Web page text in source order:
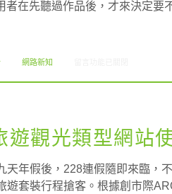
者在先聽過作品後，才來決定要
網路新知
遊觀光類型網站
天年假後，228連假隨即來臨，
遊套裝行程搶客。根據創市際